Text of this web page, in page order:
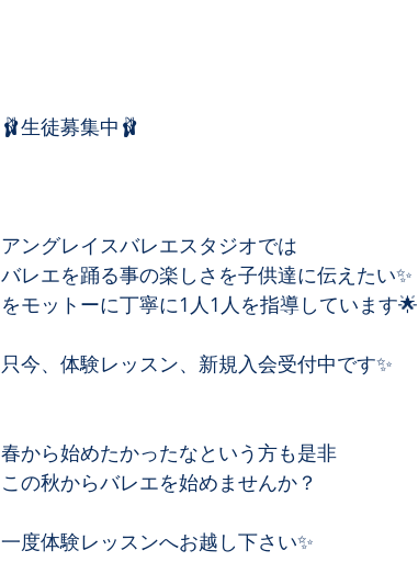
🩰生徒募集中🩰﻿
アングレイスバレエスタジオでは﻿
バレエを踊る事の楽しさを子供達に伝えたい✨﻿
をモットーに丁寧に1人1人を指導しています🌟﻿
只今、体験レッスン、新規入会受付中です✨﻿
春から始めたかったなという方も是非﻿
この秋からバレエを始めませんか？﻿
一度体験レッスンへお越し下さい✨﻿